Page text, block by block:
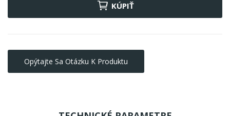
KÚPIŤ
Opýtajte Sa Otázku K Produktu